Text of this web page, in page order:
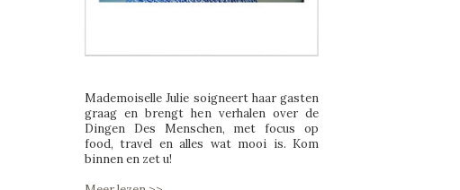
Mademoiselle Julie soigneert haar gasten
graag en brengt hen verhalen over de
Dingen Des Menschen, met focus op
food, travel en alles wat mooi is. Kom
binnen en zet u!